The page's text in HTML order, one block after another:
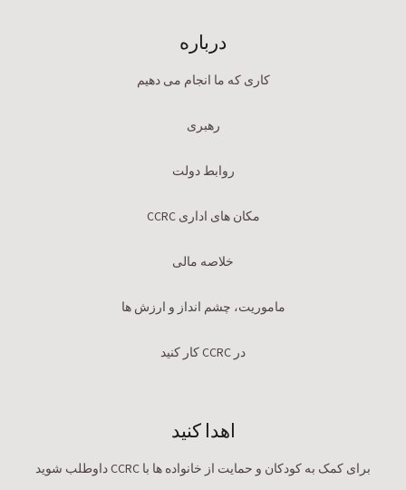
درباره
کاری که ما انجام می دهیم
رهبری
روابط دولت
مکان های اداری CCRC
خلاصه مالی
ماموریت، چشم انداز و ارزش ها
در CCRC کار کنید
اهدا کنید
برای کمک به کودکان و حمایت از خانواده ها با CCRC داوطلب شوید